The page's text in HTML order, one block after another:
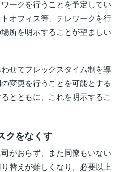
ークを行うことを予定してい
オフィス等、テレワークを行
所を明示することが望ましい
せてフレックスタイム制を導
変更を行うことを可能とする
とともに、これを明示するこ
クをなくす
がおらず、また同僚もいない
替えが難しくなり、必要以上